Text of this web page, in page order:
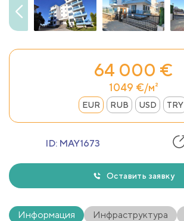
64 000 €
1049 €/м²
EUR RUB USD TRY
ID: MAY1673
Оставить заявку
Информация Инфраструктура